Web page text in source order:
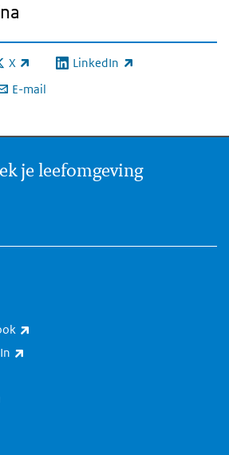
X link) LinkedIn
(externe link)
E-mail
je leefomgeving